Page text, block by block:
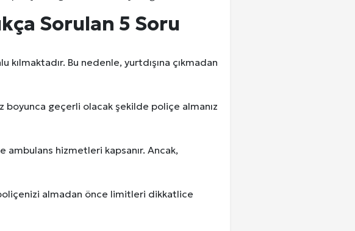
Sorulan 5 Soru
kılmaktadır. Bu nedenle, yurtdışına çıkmadan
boyunca geçerli olacak şekilde poliçe almanız
ambulans hizmetleri kapsanır. Ancak,
almadan önce limitleri dikkatlice
Gücü